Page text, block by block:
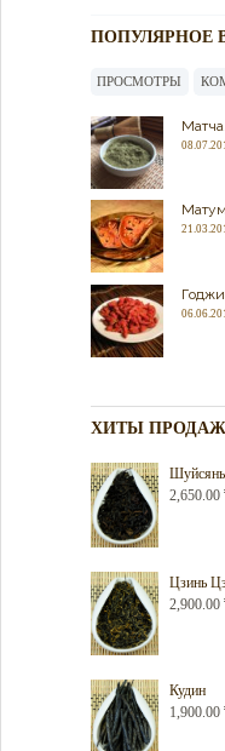
ПОПУЛЯРНОЕ
ПРОСМОТРЫ
ХИТЫ ПРОДАЖ
Шуйсянь
2,650.00
Цзинь
2,900.00
Кудин
1,900.00